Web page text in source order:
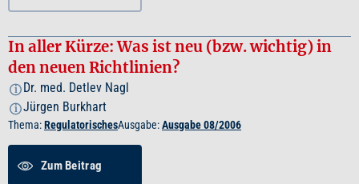
In aller Kürze: Was ist neu (bzw. wichtig) in
den neuen Richtlinien?
i Dr. med. Detlev Nagl
i Jürgen Burkhart
Thema:RegulatorischesAusgabe:Ausgabe 08/2006
Zum Beitrag